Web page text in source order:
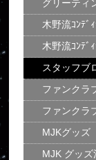
グリーティ
木野流ｺﾝﾃﾞｨ
木野流ｺﾝﾃﾞ
スタッフブ
ファンクラ
ファンクラ
MJKグッズ
MJK グッズ